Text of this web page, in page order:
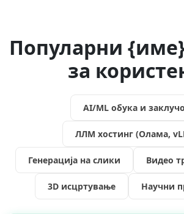
Популарни
за
AI/ML обука и
ЛЛМ хостинг (Олама,
Генерација на слики Видео
3D исцртување Научни